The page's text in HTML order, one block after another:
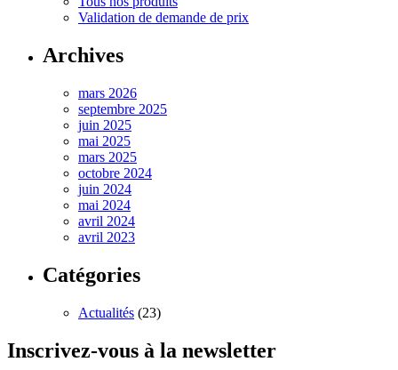
Validation de demande de prix
Archives
mars 2026
septembre 2025
juin 2025
mai 2025
mars 2025
octobre 2024
juin 2024
mai 2024
avril 2024
avril 2023
Catégories
Actualités (23)
Inscrivez-vous à la newsletter